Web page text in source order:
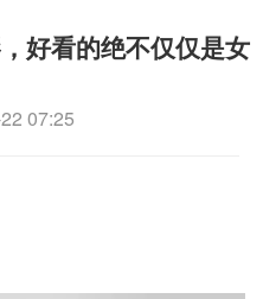
好看的绝不仅仅是女
07:25